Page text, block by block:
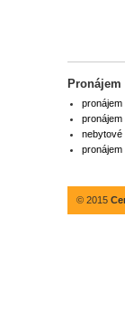
pronájem
pronájem
nebytové
© 2015